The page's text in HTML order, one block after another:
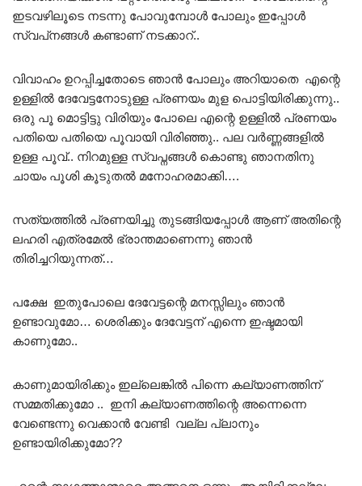
ഇടവഴിലൂടെ നടന്നു പോവുമ്പോൾ പോലും ഇപ്പോൾ
സ്വപ്‌നങ്ങൾ കണ്ടാണ് നടക്കാറ്..
വിവാഹം ഉറപ്പിച്ചതോടെ ഞാൻ പോലും അറിയാതെ എന്റെ
ഉള്ളിൽ ദേവേട്ടനോടുള്ള പ്രണയം മുള പൊട്ടിയിരിക്കുന്നു..
ഒരു പൂ മൊട്ടിട്ടു വിരിയും പോലെ എന്റെ ഉള്ളിൽ പ്രണയം
പതിയെ പതിയെ പൂവായി വിരിഞ്ഞു.. പല വർണ്ണങ്ങളിൽ
ഉള്ള പൂവ്.. നിറമുള്ള സ്വപ്നങ്ങൾ കൊണ്ടു ഞാനതിനു
ചായം പൂശി കൂടുതൽ മനോഹരമാക്കി….
സത്യത്തിൽ പ്രണയിച്ചു തുടങ്ങിയപ്പോൾ ആണ് അതിന്റെ
ലഹരി എത്രമേൽ ഭ്രാന്തമാണെന്നു ഞാൻ
തിരിച്ചറിയുന്നത്…
പക്ഷേ ഇതുപോലെ ദേവേട്ടന്റെ മനസ്സിലും ഞാൻ
ഉണ്ടാവുമോ… ശെരിക്കും ദേവേട്ടന് എന്നെ ഇഷ്ടമായി
കാണുമോ..
കാണുമായിരിക്കും ഇല്ലെങ്കിൽ പിന്നെ കല്യാണത്തിന്
സമ്മതിക്കുമോ .. ഇനി കല്യാണത്തിന്റെ അന്നെന്നെ
വേണ്ടെന്നു വെക്കാൻ വേണ്ടി വല്ല പ്ലാനും
ഉണ്ടായിരിക്കുമോ??